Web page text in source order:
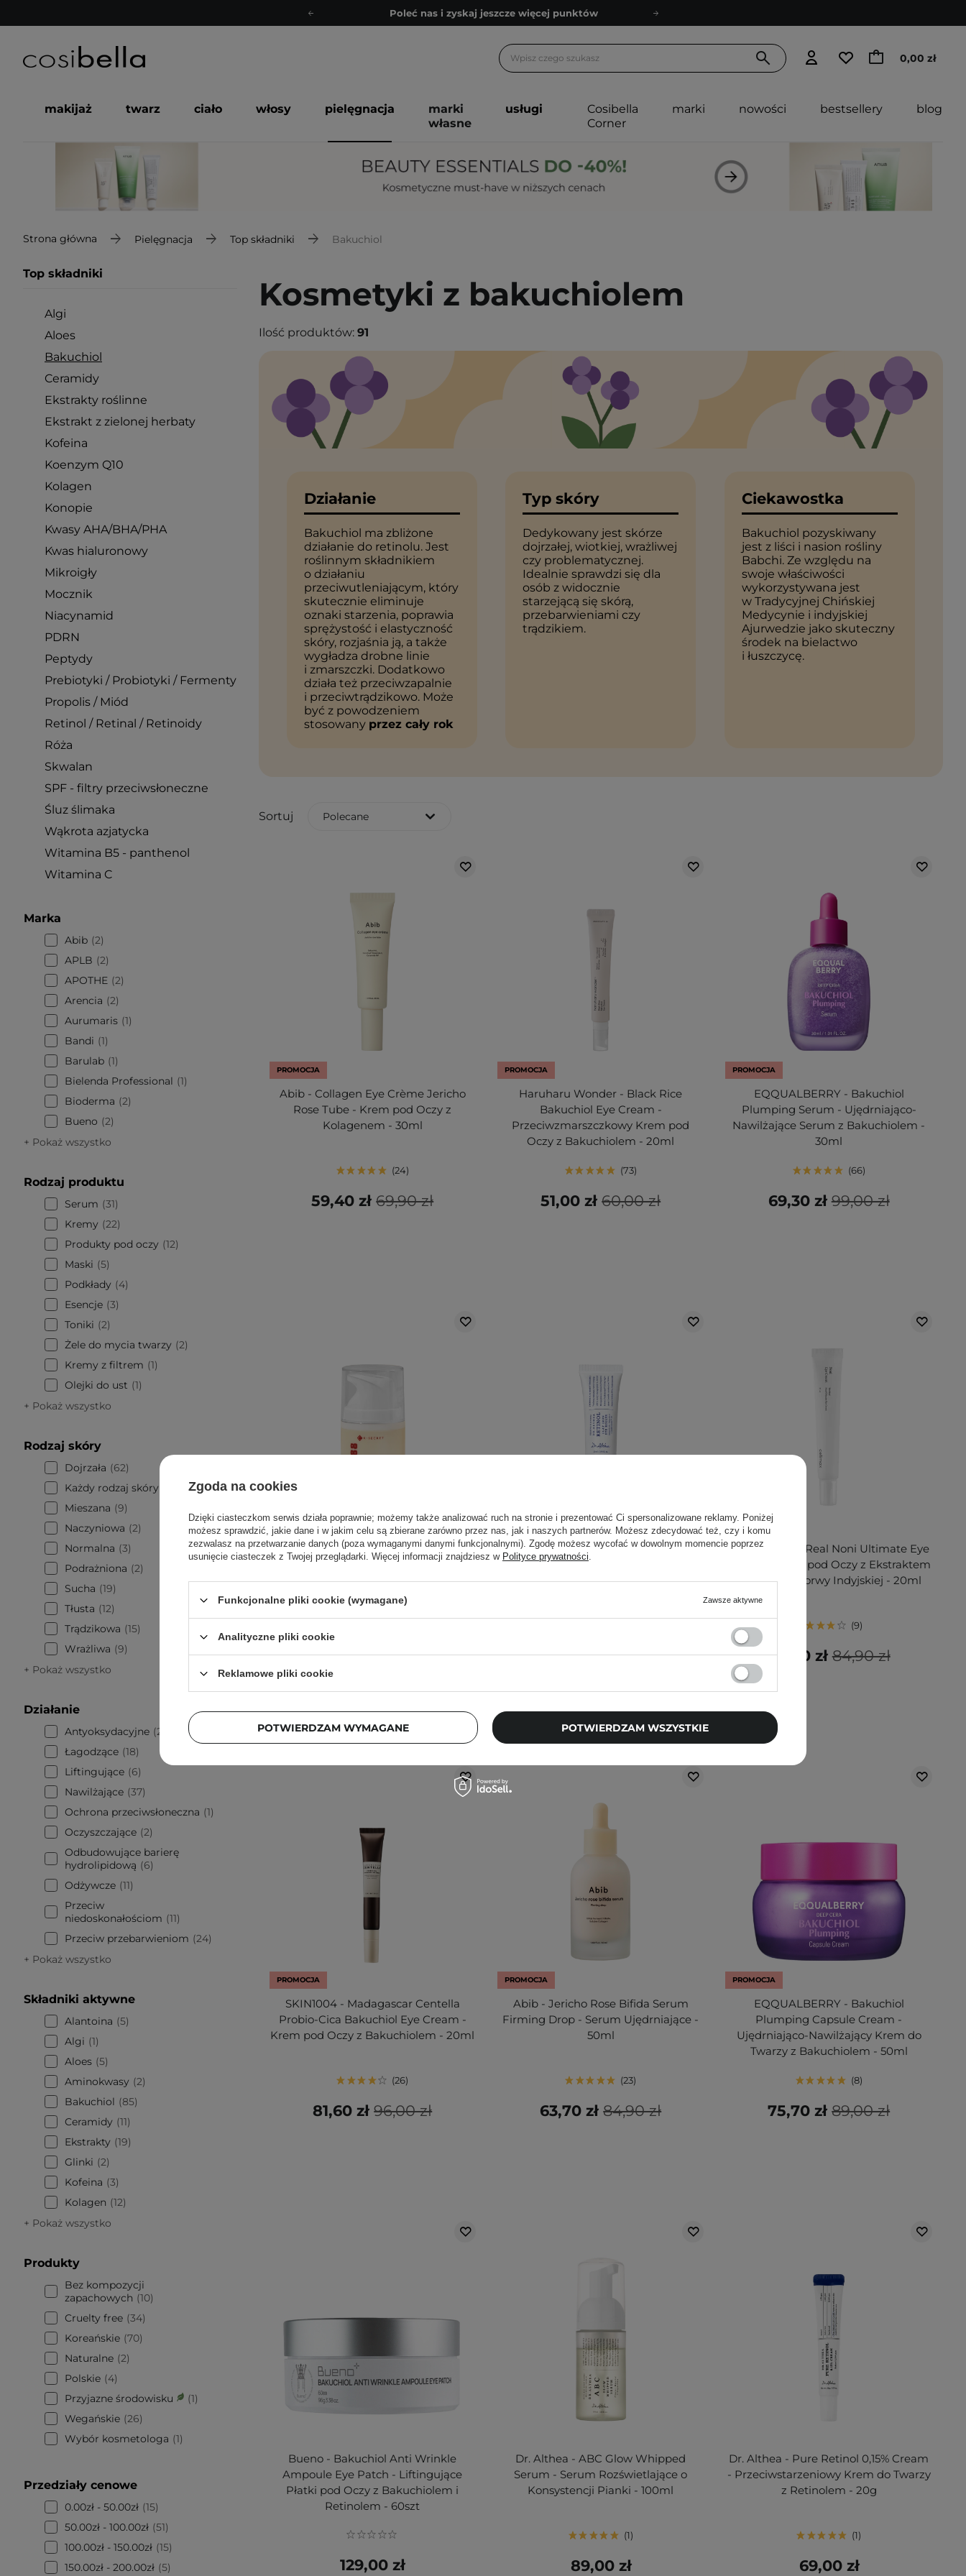
Poleć nas i zyskaj jeszcze więcej punktów
Bezpłatne konsultacje kosmetologiczne
Poleć nas i zyskaj jeszcze więcej punktów
0,00 zł
makijaż twarz ciało włosy pielęgnacja
marki
własne
usługi
Cosibella
Corner
marki nowości bestsellery blog
Strona główna Pielęgnacja Top składniki Bakuchiol
Top składniki
Algi
Aloes
Bakuchiol
Ceramidy
Ekstrakty roślinne
Ekstrakt z zielonej herbaty
Kofeina
Koenzym Q10
Kolagen
Konopie
Kwasy AHA/BHA/PHA
Kwas hialuronowy
Mikroigły
Mocznik
Niacynamid
PDRN
Peptydy
Prebiotyki / Probiotyki / Fermenty
Propolis / Miód
Retinol / Retinal / Retinoidy
Róża
Skwalan
SPF - filtry przeciwsłoneczne
Śluz ślimaka
Wąkrota azjatycka
Witamina B5 - panthenol
Witamina C
Marka
Abib 2
APLB
2
APOTHE 2
Arencia
2
Aurumaris 1
Bandi
1
Barulab 1
Bielenda Professional
1
Bioderma
2
Bueno
2
+ Pokaż wszystko
Rodzaj produktu
Serum
31
Kremy
22
Produkty pod oczy
12
Maski
5
Podkłady
4
Esencje 3
Toniki
2
Żele do mycia twarzy
2
Kremy z filtrem
1
Olejki do ust
1
+ Pokaż wszystko
Rodzaj skóry
Dojrzała
62
Każdy rodzaj skóry
Mieszana
9
Naczyniowa
2
Normalna
3
Podrażniona
2
Sucha
19
Tłusta
12
Trądzikowa
15
Wrażliwa
9
+ Pokaż wszystko
Działanie
Antyoksydacyjne 29
Łagodzące 18
Liftingujące
6
Nawilżające 37
Ochrona przeciwsłoneczna
1
Oczyszczające 2
Odbudowujące barierę
hydrolipidową
6
Odżywcze 11
Przeciw
niedoskonałościom
11
Przeciw przebarwieniom
24
+ Pokaż wszystko
Składniki aktywne
Alantoina
5
Algi
1
Aloes 5
Aminokwasy
2
Bakuchiol
85
Ceramidy
11
Ekstrakty
19
Glinki
2
Kofeina
3
Kolagen
12
+ Pokaż wszystko
Produkty
Bez kompozycji
zapachowych
10
Cruelty free 34
Koreańskie 70
Naturalne 2
Polskie
4
Przyjazne środowisku
1
Wegańskie 26
Wybór kosmetologa
1
Przedziały cenowe
0.00zł - 50.00zł 15
50.00zł - 100.00zł 51
100.00zł - 150.00zł 15
150.00zł - 200.00zł 5
Kosmetyki z bakuchiolem
Ilość produktów: 91
Działanie
Bakuchiol ma zbliżone
działanie do retinolu. Jest
roślinnym składnikiem
o działaniu
przeciwutleniającym, który
skutecznie eliminuje
oznaki starzenia, poprawia
sprężystość i elastyczność
skóry, rozjaśnia ją, a także
wygładza drobne linie
i zmarszczki. Dodatkowo
działa też przeciwzapalnie
i przeciwtrądzikowo. Może
być z powodzeniem
stosowany przez cały rok
Typ skóry
Dedykowany jest skórze
dojrzałej, wiotkiej, wrażliwej
czy problematycznej.
Idealnie sprawdzi się dla
osób z widocznie
starzejącą się skórą,
przebarwieniami czy
trądzikiem.
Ciekawostka
Bakuchiol pozyskiwany
jest z liści i nasion rośliny
Babchi. Ze względu na
swoje właściwości
wykorzystywana jest
w Tradycyjnej Chińskiej
Medycynie i indyjskiej
Ajurwedzie jako skuteczny
środek na bielactwo
i łuszczycę.
Sortuj Polecane
PROMOCJA
Abib - Collagen Eye Crème Jericho
Rose Tube - Krem pod Oczy z
Kolagenem - 30ml
24
69,90 zł
59,40 zł
PROMOCJA
Haruharu Wonder - Black Rice
Bakuchiol Eye Cream -
Przeciwzmarszczkowy Krem pod
Oczy z Bakuchiolem - 20ml
73
60,00 zł
51,00 zł
PROMOCJA
EQQUALBERRY - Bakuchiol
Plumping Serum - Ujędrniająco-
Nawilżające Serum z Bakuchiolem -
30ml
66
99,00 zł
69,30 zł
PROMOCJA
K-SECRET - SEOUL 1988 Cream :
Retinal Liposome 1% + Fermented
Rice - Ujędrniający Krem z Retinalem
- 50ml
84,90 zł
63,70 zł
PROMOCJA
Dr. Althea - Retinol Flat Iron Eye Roller
- Serum pod Oczy z Wbudowanym
Rollerem - 25ml
109,00 zł
65,40 zł
PROMOCJA
Celimax - The Real Noni Ultimate Eye
Cream - Krem pod Oczy z Ekstraktem
z Owoców Morwy Indyjskiej - 20ml
9
84,90 zł
59,40 zł
PROMOCJA
SKIN1004 - Madagascar Centella
Probio-Cica Bakuchiol Eye Cream -
Krem pod Oczy z Bakuchiolem - 20ml
26
96,00 zł
81,60 zł
PROMOCJA
Abib - Jericho Rose Bifida Serum
Firming Drop - Serum Ujędrniające -
50ml
23
84,90 zł
63,70 zł
PROMOCJA
EQQUALBERRY - Bakuchiol
Plumping Capsule Cream -
Ujędrniająco-Nawilżający Krem do
Twarzy z Bakuchiolem - 50ml
8
89,00 zł
75,70 zł
Bueno - Bakuchiol Anti Wrinkle
Ampoule Eye Patch - Liftingujące
Płatki pod Oczy z Bakuchiolem i
Retinolem - 60szt
129,00 zł
Dr. Althea - ABC Glow Whipped
Serum - Serum Rozświetlające o
Konsystencji Pianki - 100ml
1
89,00 zł
Dr. Althea - Pure Retinol 0,15% Cream
- Przeciwstarzeniowy Krem do Twarzy
z Retinolem - 20g
1
69,00 zł
Zgoda na cookies
Dzięki ciasteczkom serwis działa poprawnie; możemy także analizować ruch na stronie i prezentować Ci spersonalizowane reklamy. Poniżej
możesz sprawdzić, jakie dane i w jakim celu są zbierane zarówno przez nas, jak i naszych partnerów. Możesz zdecydować też, czy i komu
zezwalasz na przetwarzanie danych (poza wymaganymi danymi funkcjonalnymi). Zgodę możesz wycofać w dowolnym momencie poprzez
usunięcie ciasteczek z Twojej przeglądarki. Więcej informacji znajdziesz w Polityce prywatności.
Funkcjonalne pliki cookie (wymagane) Zawsze aktywne
Analityczne pliki cookie
Reklamowe pliki cookie
POTWIERDZAM WYMAGANE POTWIERDZAM WSZYSTKIE